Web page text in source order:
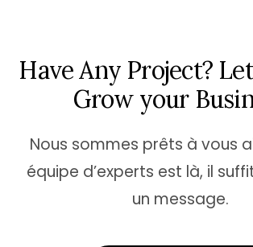
HaveAny Project? Let
Grow your Busi
Nous sommes prêts à vous
équipe d’experts est là, il
un message.